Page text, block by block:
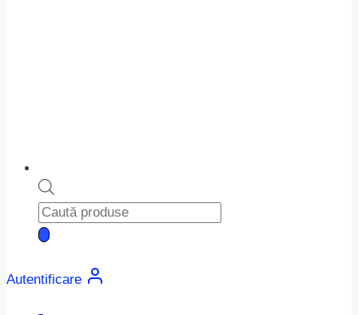
Products
search
Autentificare